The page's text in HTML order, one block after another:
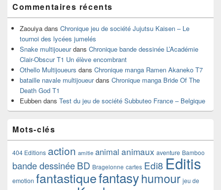
Commentaires récents
Zaouiya dans Chronique jeu de société Jujutsu Kaisen – Le
tournoi des lycées jumelés
Snake multijoueurdans Chronique bande dessinée L’Académie
Clair-Obscur T1 Un élève encombrant
Othello Multijoueurs dans Chronique manga Ramen Akaneko T7
bataille navale multijoueurdans Chronique manga Bride Of The
Death God T1
Eubben dans Test du jeu de société Subbuteo France – Belgique
Mots-clés
404 Editions action amitie animal animaux aventure Bamboo
bande dessinéeBD Bragelonne cartes Edi8 Editis
emotion fantastiquefantasyhumour jeu de